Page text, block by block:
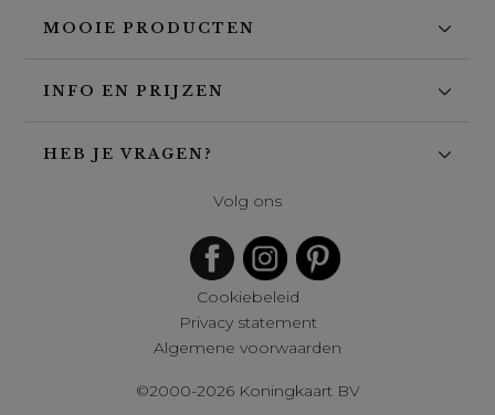
MOOIE PRODUCTEN
INFO EN PRIJZEN
HEB JE VRAGEN?
Volg ons
Cookiebeleid
Privacy statement
Algemene voorwaarden
©2000-2026 Koningkaart BV